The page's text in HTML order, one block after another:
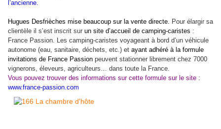
l’ancienne
Hugues Desfrièches mise beaucoup sur la vente directe. Pour élargir sa
clientèle il s’est inscrit sur un site d’accueil de camping-caristes :
France Passion. Les camping-caristes voyageant à bord d’un véhicule
autonome (eau, sanitaire, déchets, etc.) et ayant adhéré à la formule
invitations de France Passion peuvent stationner librement chez 7000
vignerons, éleveurs, agriculteurs… dans toute la France.
Vous pouvez trouver des informations sur cette formule sur le site :
www.france-passion.com